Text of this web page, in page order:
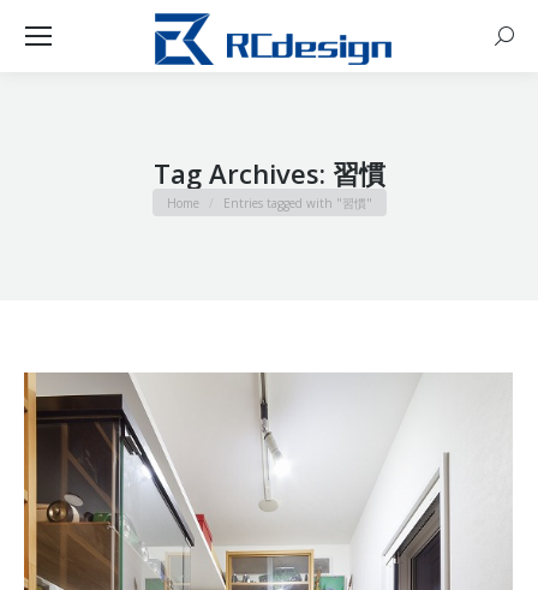
Tag Archives: 習慣
You are here:
Home Entries tagged with "習慣"